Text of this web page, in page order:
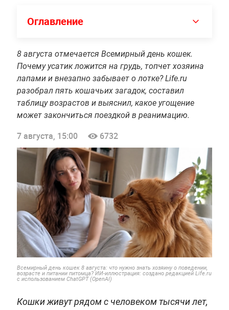
Оглавление
8 августа отмечается Всемирный день кошек.
Почему усатик ложится на грудь, топчет хозяина
лапами и внезапно забывает о лотке? Life.ru
разобрал пять кошачьих загадок, составил
таблицу возрастов и выяснил, какое угощение
может закончиться поездкой в реанимацию.
7 августа, 15:00 6732
Всемирный день кошек 8 августа: что нужно знать хозяину о поведении,
возрасте и питании питомца? ИИ-иллюстрация: создано редакцией Life.ru
с использованием ChatGPT (OpenAI)
Кошки живут рядом с человеком тысячи лет,